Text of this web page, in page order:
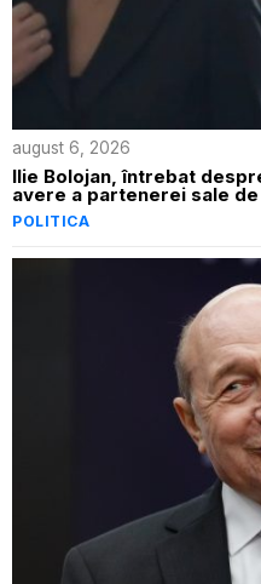
august 6, 2026
Ilie Bolojan, întrebat
avere a partenerei sale
POLITICA